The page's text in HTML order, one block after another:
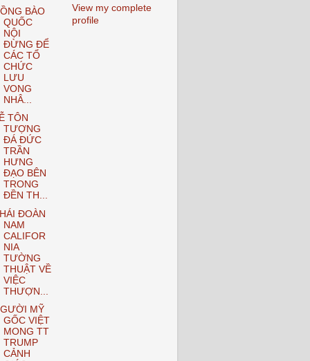
BÀO
QUỐC
NỘI
ĐỪNG ĐỂ
CÁC TỔ
CHỨC
LƯU
VONG
NHÂ...
TÔN
TƯỢNG
ĐÁ ĐỨC
TRẦN
HƯNG
ĐẠO BÊN
TRONG
ĐỀN TH...
ĐOÀN
NAM
CALIFOR
NIA
TƯỜNG
THUẬT VỀ
VIỆC
THƯỢN...
MỸ
GỐC VIỆT
MONG TT
TRUMP
CẢNH
View my complete
profile